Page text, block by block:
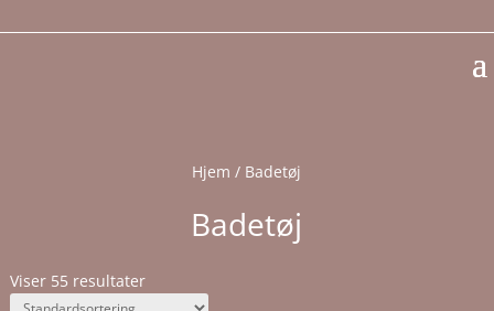
Hjem / Badetøj
Badetøj
Viser 55 resultater